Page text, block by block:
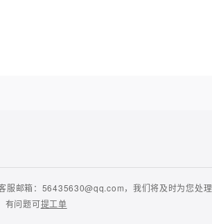
服邮箱：56435630@qq.com，我们将及时为您处理
有问题可提工单